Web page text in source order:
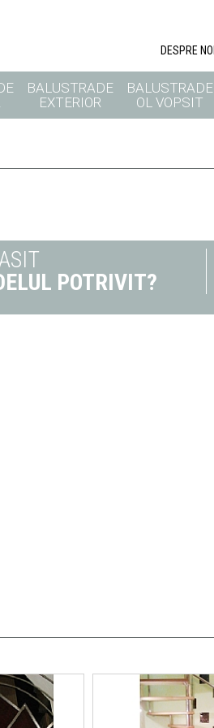
DESPRE NOI
BALUSTRADE
EXTERIOR
BALUSTRADE
OL VOPSIT
POTRIVIT?